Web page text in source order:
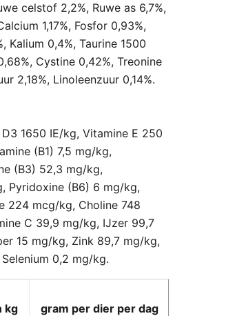
celstof 2,2%, Ruwe as 6,7%,
1,17%, Fosfor 0,93%,
Kalium 0,4%, Taurine 1500
Cystine 0,42%, Treonine
2,18%, Linoleenzuur 0,14%.
1650 IE/kg, Vitamine E 250
(B1) 7,5 mg/kg,
(B3) 52,3 mg/kg,
Pyridoxine (B6) 6 mg/kg,
224 mcg/kg, Choline 748
C 39,9 mg/kg, IJzer 99,7
15 mg/kg, Zink 89,7 mg/kg,
0,2 mg/kg.
kg gram per dier per dag